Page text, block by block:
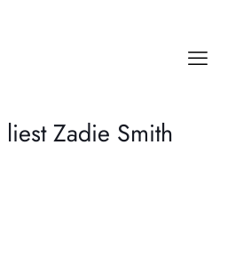
Zadie Smith